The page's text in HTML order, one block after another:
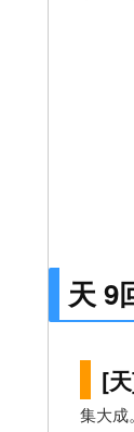
天 9
[
集大成。